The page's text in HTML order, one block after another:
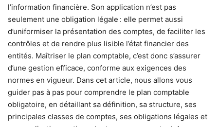
l’information financière. Son application n’est pas
seulement une obligation légale : elle permet aussi
d’uniformiser la présentation des comptes, de faciliter les
contrôles et de rendre plus lisible l’état financier des
entités. Maîtriser le plan comptable, c’est donc s’assurer
d’une gestion efficace, conforme aux exigences des
normes en vigueur. Dans cet article, nous allons vous
guider pas à pas pour comprendre le plan comptable
obligatoire, en détaillant sa définition, sa structure, ses
principales classes de comptes, ses obligations légales et